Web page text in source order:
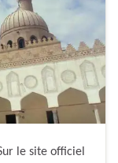
le site officiel